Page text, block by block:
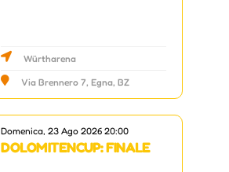
Würtharena
Via Brennero 7, Egna, BZ
Domenica, 23 Ago 2026 20:00
DOLOMITENCUP: FINALE